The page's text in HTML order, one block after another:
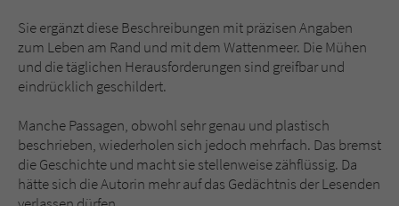
Sie ergänzt diese Beschreibungen mit präzisen Angaben
zum Leben am Rand und mit dem Wattenmeer. Die Mühen
und die täglichen Herausforderungen sind greifbar und
eindrücklich geschildert.
Manche Passagen, obwohl sehr genau und plastisch
beschrieben, wiederholen sich jedoch mehrfach. Das bremst
die Geschichte und macht sie stellenweise zähflüssig. Da
hätte sich die Autorin mehr auf das Gedächtnis der Lesenden